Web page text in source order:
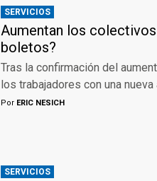
SERVICIOS
Aumentan los
boletos?
Tras la confirmación del
los trabajadores con una
Por ERIC NESICH
SERVICIOS